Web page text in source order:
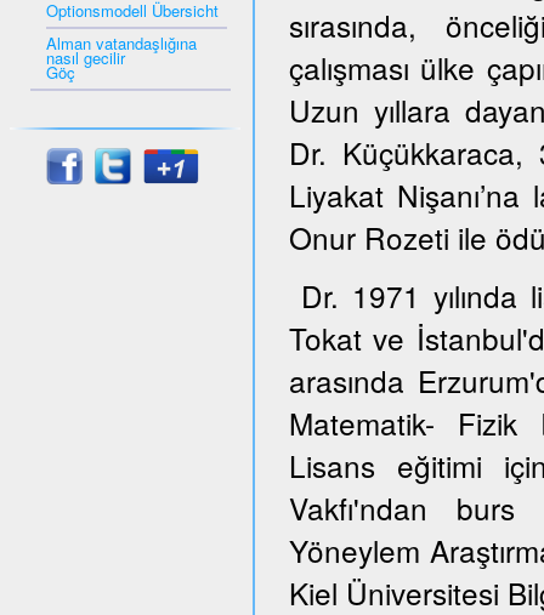
Optionsmodell Übersicht
Alman vatandaşlığına
nasıl gecilir
Göç
sırasında,
çalışması ülke
Uzun yıllara
Dr.
Liyakat
Onur Rozeti ile
Dr. 1971
Tokat ve
arasında
Matematik-
Lisans eğitimi
Vakfı'ndan burs
Yöneylem
Kiel Üniversitesi